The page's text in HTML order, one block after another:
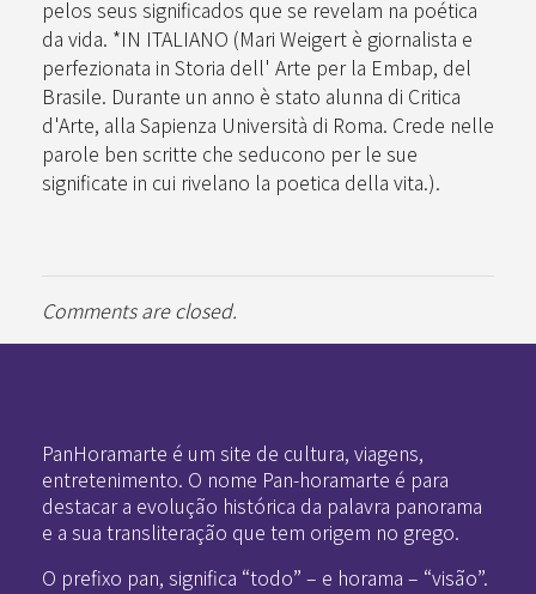
pelos seus significados que se revelam na poética
da vida. *IN ITALIANO (Mari Weigert è giornalista e
perfezionata in Storia dell' Arte per la Embap, del
Brasile. Durante un anno è stato alunna di Critica
d'Arte, alla Sapienza Università di Roma. Crede nelle
parole ben scritte che seducono per le sue
significate in cui rivelano la poetica della vita.).
Comments are closed.
PanHoramarte é um site de cultura, viagens,
entretenimento. O nome Pan-horamarte é para
destacar a evolução histórica da palavra panorama
e a sua transliteração que tem origem no grego.
O prefixo pan, significa “todo” – e horama – “visão”.